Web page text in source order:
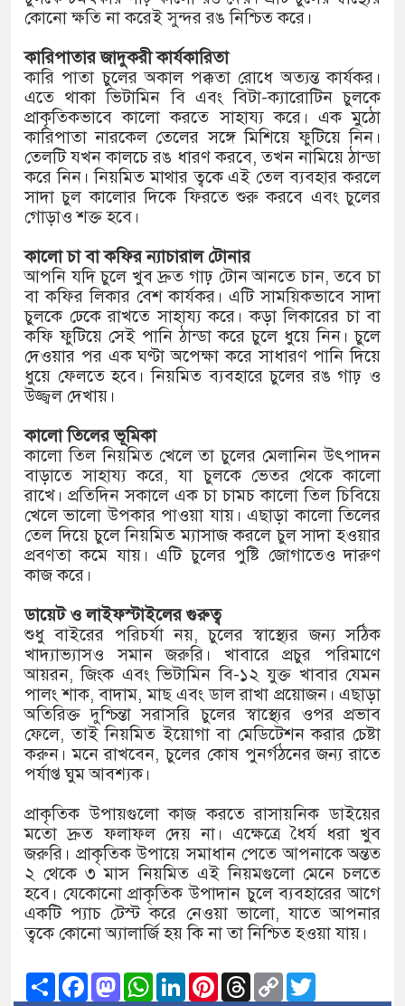
কোনো ক্ষতি না করেই সুন্দর রঙ নিশ্চিত করে।
কারিপাতার জাদুকরী কার্যকারিতা
কারি পাতা চুলের অকাল পক্কতা রোধে অত্যন্ত কার্যকর।
এতে থাকা ভিটামিন বি এবং বিটা-ক্যারোটিন চুলকে
প্রাকৃতিকভাবে কালো করতে সাহায্য করে। এক মুঠো
কারিপাতা নারকেল তেলের সঙ্গে মিশিয়ে ফুটিয়ে নিন।
তেলটি যখন কালচে রঙ ধারণ করবে, তখন নামিয়ে ঠান্ডা
করে নিন। নিয়মিত মাথার ত্বকে এই তেল ব্যবহার করলে
সাদা চুল কালোর দিকে ফিরতে শুরু করবে এবং চুলের
গোড়াও শক্ত হবে।
কালো চা বা কফির ন্যাচারাল টোনার
আপনি যদি চুলে খুব দ্রুত গাঢ় টোন আনতে চান, তবে চা
বা কফির লিকার বেশ কার্যকর। এটি সাময়িকভাবে সাদা
চুলকে ঢেকে রাখতে সাহায্য করে। কড়া লিকারের চা বা
কফি ফুটিয়ে সেই পানি ঠান্ডা করে চুলে ধুয়ে নিন। চুলে
দেওয়ার পর এক ঘণ্টা অপেক্ষা করে সাধারণ পানি দিয়ে
ধুয়ে ফেলতে হবে। নিয়মিত ব্যবহারে চুলের রঙ গাঢ় ও
উজ্জ্বল দেখায়।
কালো তিলের ভূমিকা
কালো তিল নিয়মিত খেলে তা চুলের মেলানিন উৎপাদন
বাড়াতে সাহায্য করে, যা চুলকে ভেতর থেকে কালো
রাখে। প্রতিদিন সকালে এক চা চামচ কালো তিল চিবিয়ে
খেলে ভালো উপকার পাওয়া যায়। এছাড়া কালো তিলের
তেল দিয়ে চুলে নিয়মিত ম্যাসাজ করলে চুল সাদা হওয়ার
প্রবণতা কমে যায়। এটি চুলের পুষ্টি জোগাতেও দারুণ
কাজ করে।
ডায়েট ও লাইফস্টাইলের গুরুত্ব
শুধু বাইরের পরিচর্যা নয়, চুলের স্বাস্থ্যের জন্য সঠিক
খাদ্যাভ্যাসও সমান জরুরি। খাবারে প্রচুর পরিমাণে
আয়রন, জিংক এবং ভিটামিন বি-১২ যুক্ত খাবার যেমন
পালং শাক, বাদাম, মাছ এবং ডাল রাখা প্রয়োজন। এছাড়া
অতিরিক্ত দুশ্চিন্তা সরাসরি চুলের স্বাস্থ্যের ওপর প্রভাব
ফেলে, তাই নিয়মিত ইয়োগা বা মেডিটেশন করার চেষ্টা
করুন। মনে রাখবেন, চুলের কোষ পুনর্গঠনের জন্য রাতে
পর্যাপ্ত ঘুম আবশ্যক।
প্রাকৃতিক উপায়গুলো কাজ করতে রাসায়নিক ডাইয়ের
মতো দ্রুত ফলাফল দেয় না। এক্ষেত্রে ধৈর্য ধরা খুব
জরুরি। প্রাকৃতিক উপায়ে সমাধান পেতে আপনাকে অন্তত
২ থেকে ৩ মাস নিয়মিত এই নিয়মগুলো মেনে চলতে
হবে। যেকোনো প্রাকৃতিক উপাদান চুলে ব্যবহারের আগে
একটি প্যাচ টেস্ট করে নেওয়া ভালো, যাতে আপনার
ত্বকে কোনো অ্যালার্জি হয় কি না তা নিশ্চিত হওয়া যায়।
ShareFacebook
Mastodon
WhatsApp
LinkedInPinterest
Threads
Copy
Link